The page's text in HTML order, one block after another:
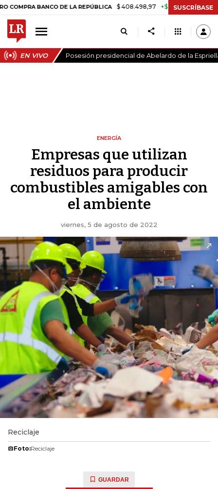
BANCO DE LA REPÚBLICA $ 408.498,97 +$ 8.753,81 +2,19%
SUSCRÍBASE
EN VIVO Posesión presidencial de Abelardo de la
ENERGÍA
Empresas que utilizan
residuos para producir
combustibles amigables con
el ambiente
viernes, 5 de agosto de 2022
Reciclaje
Foto:Reciclaje
GUARDAR